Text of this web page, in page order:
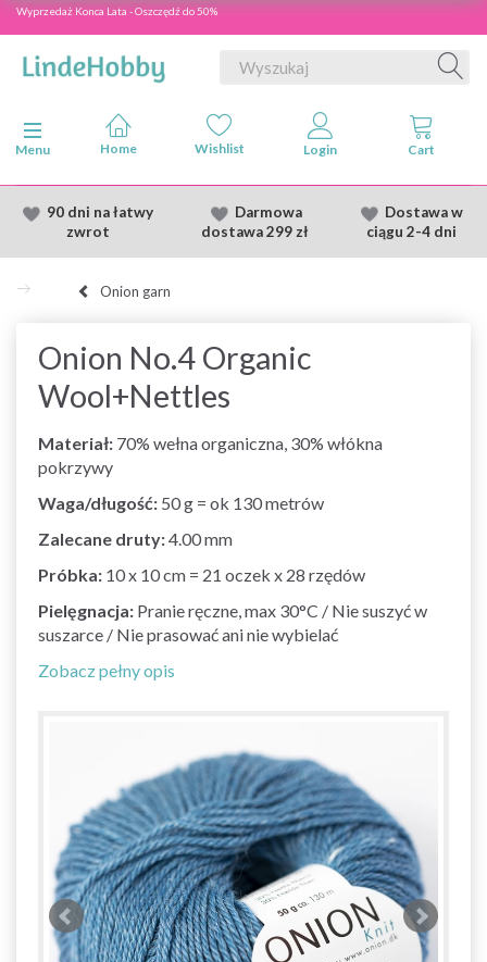
Wyprzedaż Konca Lata - Oszczędź do 50%
Przełącz nawigację
Menu
90 dni na łatwy
zwrot
Darmowa
dostawa299 zł
Dostawaw
ciągu 2-4 dni
Onion garn
Onion No.4 Organic
Wool+Nettles
Materiał: 70% wełna organiczna, 30% włókna
pokrzywy
Waga/długość: 50 g = ok 130 metrów
Zalecane druty:4.00 mm
Próbka: 10 x 10 cm = 21 oczek x 28 rzędów
Pielęgnacja: Pranie ręczne, max 30°C / Nie suszyć w
suszarce / Nie prasować ani nie wybielać
Zobacz pełny opis